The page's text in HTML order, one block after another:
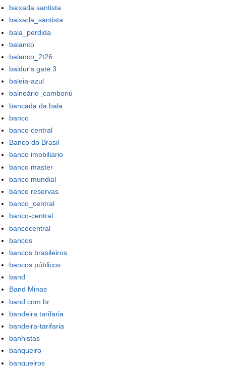
baixada santista
baixada_santista
bala_perdida
balanco
balanco_2t26
baldur's gate 3
baleia-azul
balneário_camboriú
bancada da bala
banco
banco central
Banco do Brasil
banco imobiliario
banco master
banco mundial
banco reservas
banco_central
banco-central
bancocentral
bancos
bancos brasileiros
bancos públicos
band
Band Minas
band.com.br
bandeira tarifaria
bandeira-tarifaria
banhistas
banqueiro
banqueiros